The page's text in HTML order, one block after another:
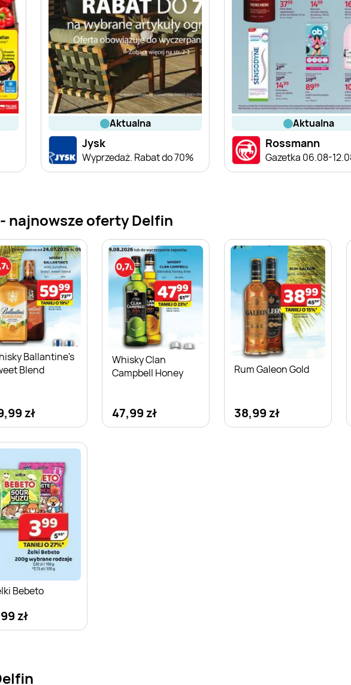
aktualna
Jysk
Wyprzedaż. Rabat do 70%
aktualna
Rossmann
Gazetka 06.08-
najnowsze oferty Delfin
Ballantine's
Blend
zł
Whisky Clan
Campbell Honey
47,99 zł
Rum Galeon Gold
38,99 zł
Bebeto
zł